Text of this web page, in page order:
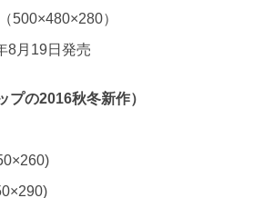
500×480×280）
8月19日発売
プの2016秋冬新作）